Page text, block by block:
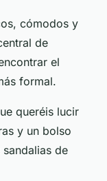
cómodos y
de
el
formal.
queréis lucir
y un bolso
de